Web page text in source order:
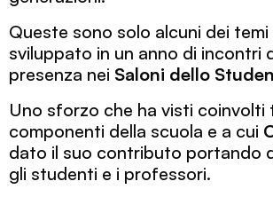
Queste sono solo alcuni dei
sviluppato in un anno di incontri
presenza nei Saloni dello
Uno sforzo che ha visti coinvolti
componenti della scuola e a cui
dato il suo contributo portando
gli studenti e i professori.